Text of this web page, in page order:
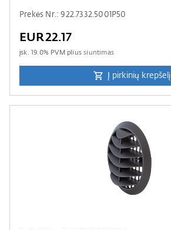
Prekės Nr.: 922.7332.5001P50
EUR22.17
įsk. 19.0% PVM pliussiuntimas
Į pirkinių krepšelį